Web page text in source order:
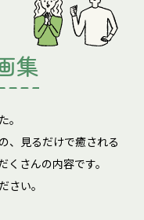
集
。
、見るだけで癒される
さんの内容です。
さい。